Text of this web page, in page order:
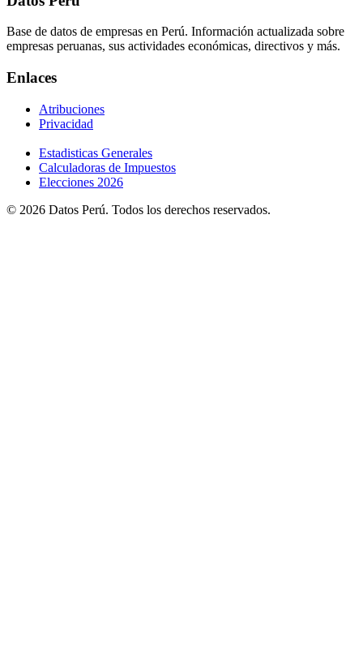
Base de datos de empresas en Perú. Información actualizada sobre
empresas peruanas, sus actividades económicas, directivos y más.
Enlaces
Atribuciones
Privacidad
Estadisticas Generales
Calculadoras de Impuestos
Elecciones 2026
© 2026 Datos Perú. Todos los derechos reservados.